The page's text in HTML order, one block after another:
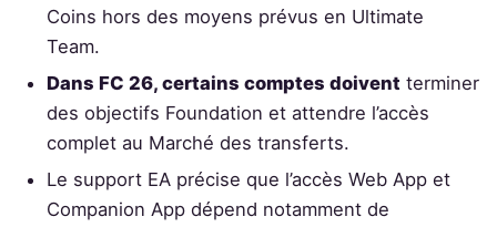
Coins hors des moyens prévus en Ultimate
Team.
Dans FC 26, certains comptes doivent terminer
des objectifs Foundation et attendre l’accès
complet au Marché des transferts.
Le support EA précise que l’accès Web App et
Companion App dépend notamment de